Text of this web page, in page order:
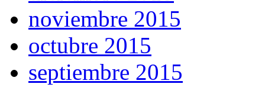
noviembre 2015
octubre 2015
septiembre 2015